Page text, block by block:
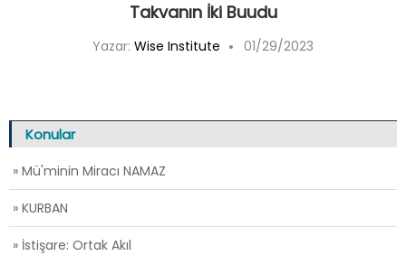
Takvanın İki Buudu
Yazar: Wise Institute 01/29/2023
Konular
» Mü'minin Miracı NAMAZ
» KURBAN
» İstişare: Ortak Akıl